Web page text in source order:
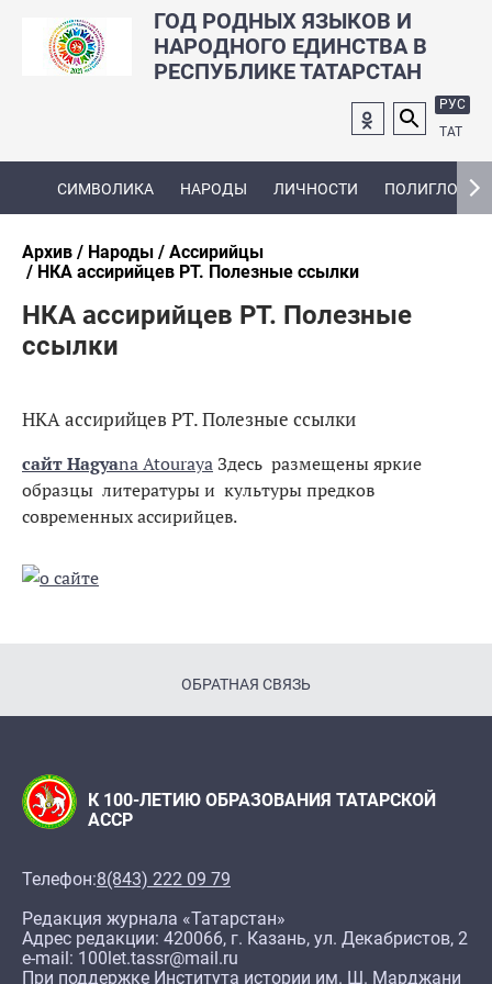
ГОД РОДНЫХ ЯЗЫКОВ И
НАРОДНОГО ЕДИНСТВА В
РЕСПУБЛИКЕ ТАТАРСТАН
РУС
ТАТ
СИМВОЛИКА НАРОДЫ ЛИЧНОСТИ ПОЛИГЛОТ
Архив Народы
Ассирийцы
НКА ассирийцев РТ. Полезные ссылки
НКА ассирийцев РТ. Полезные
ссылки
НКА ассирийцев РТ. Полезные ссылки
сайт Hagyana AtourayaЗдесь размещены яркие
образцы литературы и культуры предков
современных ассирийцев.
ОБРАТНАЯ СВЯЗЬ
К 100-ЛЕТИЮ ОБРАЗОВАНИЯ ТАТАРСКОЙ
АССР
Телефон:8(843) 222 09 79
Редакция журнала «Татарстан»
Адрес редакции: 420066, г. Казань, ул. Декабристов, 2
e-mail: 100let.tassr@mail.ru
При поддержке Института истории им. Ш. Марджани